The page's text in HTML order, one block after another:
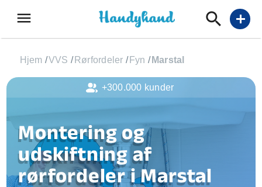
menu add
Hjem /VVS / Rørfordeler / Fyn / Marstal
Montering og
udskiftning af
rørfordeler i Marstal
+300.000 kunder